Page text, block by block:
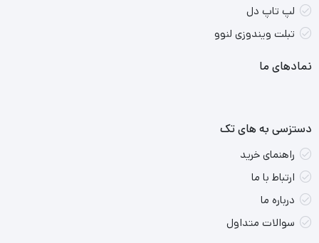
لپ تاپ دل
تبلت ویندوزی لنوو
نمادهای ما
دستزسی به های تک
راهنمای خرید
ارتباط با ما
درباره ما
سوالات متداول